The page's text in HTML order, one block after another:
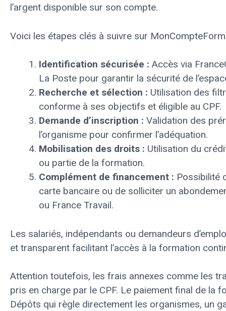
l’argent disponible sur son compte.
Voici les étapes clés à suivre sur
Identification sécurisée : Accès via
La Poste pour garantir la sécurité de
Recherche et sélection : Utilisation des
conforme à ses objectifs et éligible au CPF.
Demande d’inscription : Validation des
l’organisme pour confirmer l’adéquation.
Mobilisation des droits : Utilisation du
ou partie de la formation.
Complément de financement : Possibilité
carte bancaire ou de solliciter un
ou France Travail.
Les salariés, indépendants ou demandeurs
et transparent facilitant l’accès à la formation
Attention toutefois, les frais annexes comme les
pris en charge par le CPF. Le paiement final de la
Dépôts qui règle directement les organismes, un